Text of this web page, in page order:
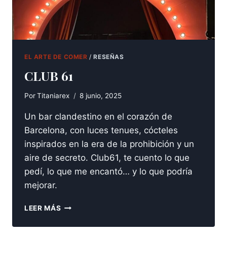
EL ARTE DE COMER /RESEÑAS
CLUB 61
PorTitaniarex 8 junio, 2025
Un bar clandestino en el corazón de
Barcelona, con luces tenues, cócteles
inspirados en la era de la prohibición y un
aire de secreto. Club61, te cuento lo que
pedí, lo que me encantó… y lo que podría
mejorar.
LEER MÁS CLUB